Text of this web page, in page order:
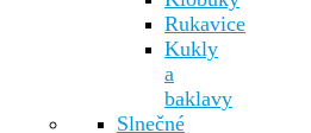
Rukavice
Kukly
a
baklavy
Slnečné